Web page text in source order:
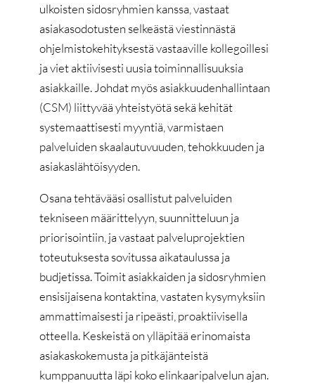
ulkoisten sidosryhmien kanssa, vastaat
asiakasodotusten selkeästä viestinnästä
ohjelmistokehityksestä vastaaville kollegoillesi
ja viet aktiivisesti uusia toiminnallisuuksia
asiakkaille. Johdat myös asiakkuudenhallintaan
(CSM) liittyvää yhteistyötä sekä kehität
systemaattisesti myyntiä, varmistaen
palveluiden skaalautuvuuden, tehokkuuden ja
asiakaslähtöisyyden.
Osana tehtävääsi osallistut palveluiden
tekniseen määrittelyyn, suunnitteluun ja
priorisointiin, ja vastaat palveluprojektien
toteutuksesta sovitussa aikataulussa ja
budjetissa. Toimit asiakkaiden ja sidosryhmien
ensisijaisena kontaktina, vastaten kysymyksiin
ammattimaisesti ja ripeästi, proaktiivisella
otteella. Keskeistä on ylläpitää erinomaista
asiakaskokemusta ja pitkäjänteistä
kumppanuutta läpi koko elinkaaripalvelun ajan.